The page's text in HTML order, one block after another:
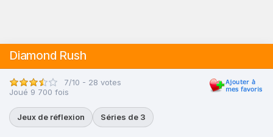
Diamond Rush
7/10 - 28 votes
Joué 9 700 fois
Jeux de réflexion Séries de 3